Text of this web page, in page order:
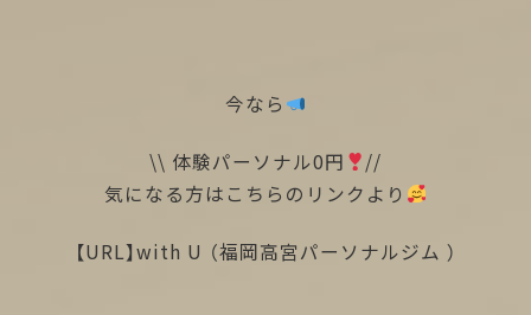
今なら
\\ 体験パーソナル0円
//
気になる方はこちらのリンクより
【URL】with U （福岡高宮パーソナルジム ）